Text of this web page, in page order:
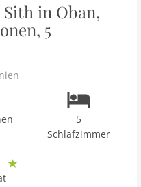
in Oban,
5
5
Schlafzimmer